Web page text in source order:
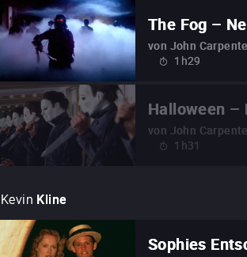
The Fog –
von John
1h29
Halloween –
von John
1h31
Kevin Kline
Sophies